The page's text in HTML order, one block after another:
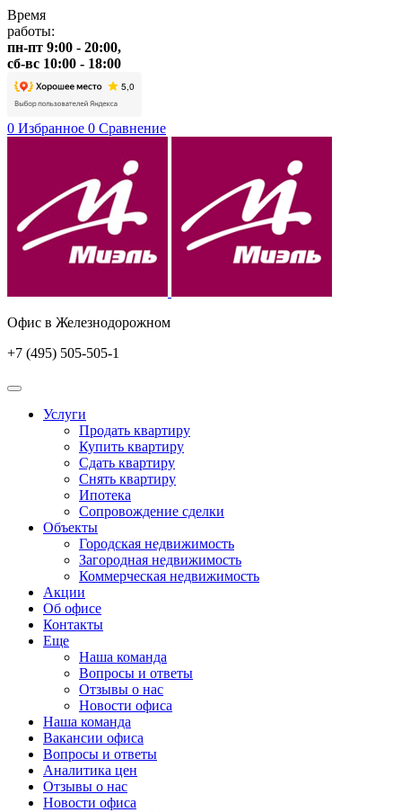
Время
работы:
пн-пт 9:00 - 20:00,
сб-вс 10:00 - 18:00
0 Избранное 0 Сравнение
Офис в Железнодорожном
+7 (495) 505-505-1
Услуги
Продать квартиру
Купить квартиру
Сдать квартиру
Снять квартиру
Ипотека
Сопровождение сделки
Объекты
Городская недвижимость
Загородная недвижимость
Коммерческая недвижимость
Акции
Об офисе
Контакты
Еще
Наша команда
Вопросы и ответы
Отзывы о нас
Новости офиса
Наша команда
Вакансии офиса
Вопросы и ответы
Аналитика цен
Отзывы о нас
Новости офиса